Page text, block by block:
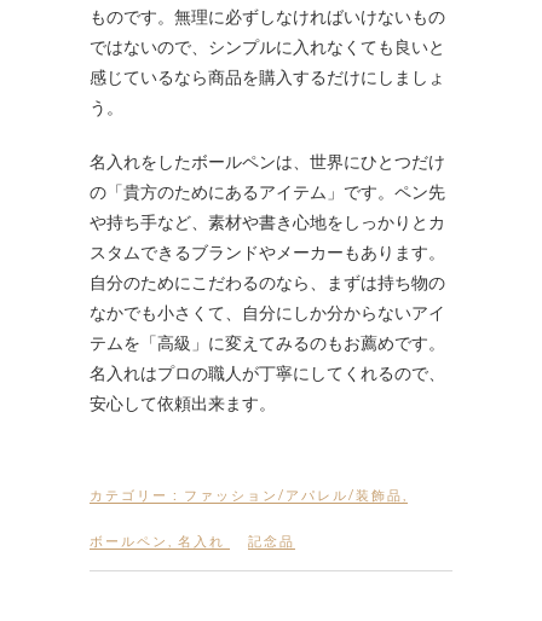
ものです。無理に必ずしなければいけないもの
ではないので、シンプルに入れなくても良いと
感じているなら商品を購入するだけにしましょ
う。
名入れをしたボールペンは、世界にひとつだけ
の「貴方のためにあるアイテム」です。ペン先
や持ち手など、素材や書き心地をしっかりとカ
スタムできるブランドやメーカーもあります。
自分のためにこだわるのなら、まずは持ち物の
なかでも小さくて、自分にしか分からないアイ
テムを「高級」に変えてみるのもお薦めです。
名入れはプロの職人が丁寧にしてくれるので、
安心して依頼出来ます。
カテゴリー : ファッション/アパレル/装飾品
ボールペン 名入れ 記念品